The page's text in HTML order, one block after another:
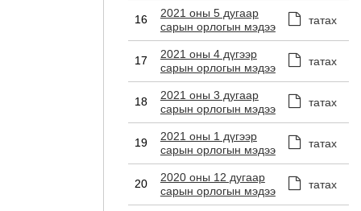
16
2021 оны 5 дугаар
сарын орлогын мэдээ
татах
17
2021 оны 4 дүгээр
сарын орлогын мэдээ
татах
18
2021 оны 3 дугаар
сарын орлогын мэдээ
татах
19
2021 оны 1 дүгээр
сарын орлогын мэдээ
татах
20
2020 оны 12 дугаар
сарын орлогын мэдээ
татах